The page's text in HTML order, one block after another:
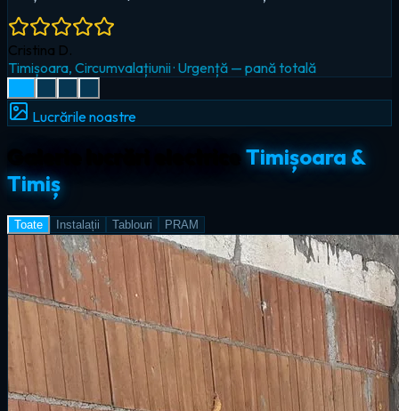
Radu I.
Giroc·Iluminat LED & smart home
Lucrările noastre
Timișoara &
Timiș
Toate Instalații Tablouri PRAM